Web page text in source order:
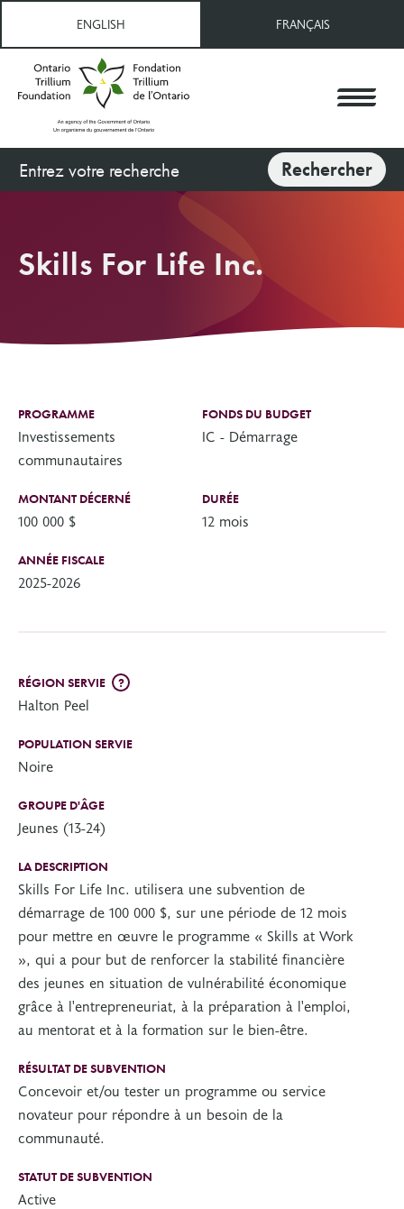
principal
ENGLISH FRANÇAIS
Rechercher Rechercher
Skills For Life Inc.
PROGRAMME
Investissements
communautaires
FONDS DU BUDGET
IC - Démarrage
MONTANT DÉCERNÉ
100 000 $
DURÉE
12 mois
ANNÉE FISCALE
2025-2026
RÉGION SERVIE ?
Halton Peel
POPULATION SERVIE
Noire
GROUPE D'ÂGE
Jeunes (13-24)
LA DESCRIPTION
Skills For Life Inc. utilisera une subvention de
démarrage de 100 000 $, sur une période de 12 mois
pour mettre en œuvre le programme « Skills at Work
», qui a pour but de renforcer la stabilité financière
des jeunes en situation de vulnérabilité économique
grâce à l'entrepreneuriat, à la préparation à l'emploi,
au mentorat et à la formation sur le bien-être.
RÉSULTAT DE SUBVENTION
Concevoir et/ou tester un programme ou service
novateur pour répondre à un besoin de la
communauté.
STATUT DE SUBVENTION
Active